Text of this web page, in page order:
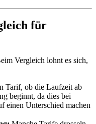
für
Vergleich lohnt es sich,
Tarif, ob die Laufzeit ab
beginnt, da dies bei
einen Unterschied machen